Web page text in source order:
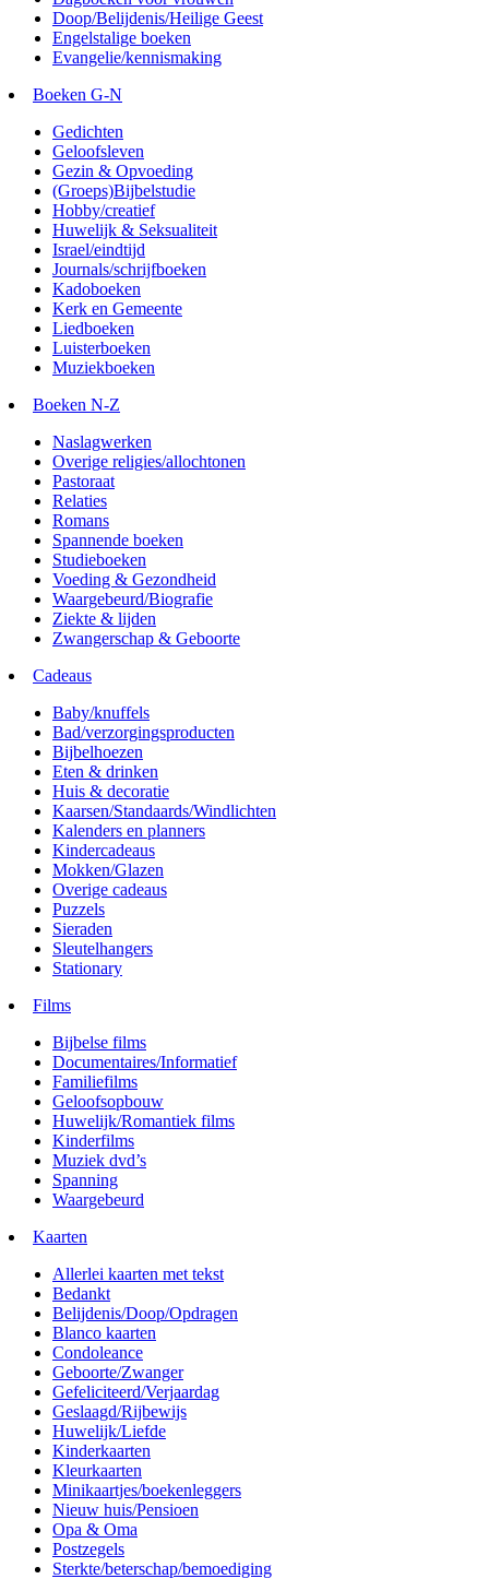
Doop/Belijdenis/Heilige Geest
Engelstalige boeken
Evangelie/kennismaking
Boeken G-N
Gedichten
Geloofsleven
Gezin & Opvoeding
(Groeps)Bijbelstudie
Hobby/creatief
Huwelijk & Seksualiteit
Israel/eindtijd
Journals/schrijfboeken
Kadoboeken
Kerk en Gemeente
Liedboeken
Luisterboeken
Muziekboeken
Boeken N-Z
Naslagwerken
Overige religies/allochtonen
Pastoraat
Relaties
Romans
Spannende boeken
Studieboeken
Voeding & Gezondheid
Waargebeurd/Biografie
Ziekte & lijden
Zwangerschap & Geboorte
Cadeaus
Baby/knuffels
Bad/verzorgingsproducten
Bijbelhoezen
Eten & drinken
Huis & decoratie
Kaarsen/Standaards/Windlichten
Kalenders en planners
Kindercadeaus
Mokken/Glazen
Overige cadeaus
Puzzels
Sieraden
Sleutelhangers
Stationary
Films
Bijbelse films
Documentaires/Informatief
Familiefilms
Geloofsopbouw
Huwelijk/Romantiek films
Kinderfilms
Muziek dvd’s
Spanning
Waargebeurd
Kaarten
Allerlei kaarten met tekst
Bedankt
Belijdenis/Doop/Opdragen
Blanco kaarten
Condoleance
Geboorte/Zwanger
Gefeliciteerd/Verjaardag
Geslaagd/Rijbewijs
Huwelijk/Liefde
Kinderkaarten
Kleurkaarten
Minikaartjes/boekenleggers
Nieuw huis/Pensioen
Opa & Oma
Postzegels
Sterkte/beterschap/bemoediging